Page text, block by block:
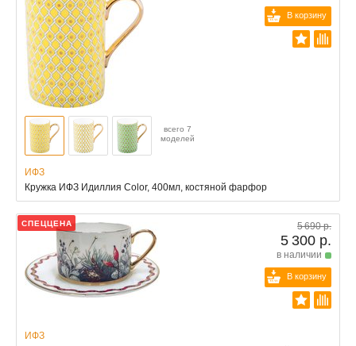
В корзину
всего 7
моделей
ИФЗ
Кружка ИФЗ Идиллия Color, 400мл, костяной фарфор
СПЕЦЦЕНА 5 690 р.
5 300 р.
в наличии
В корзину
ИФЗ